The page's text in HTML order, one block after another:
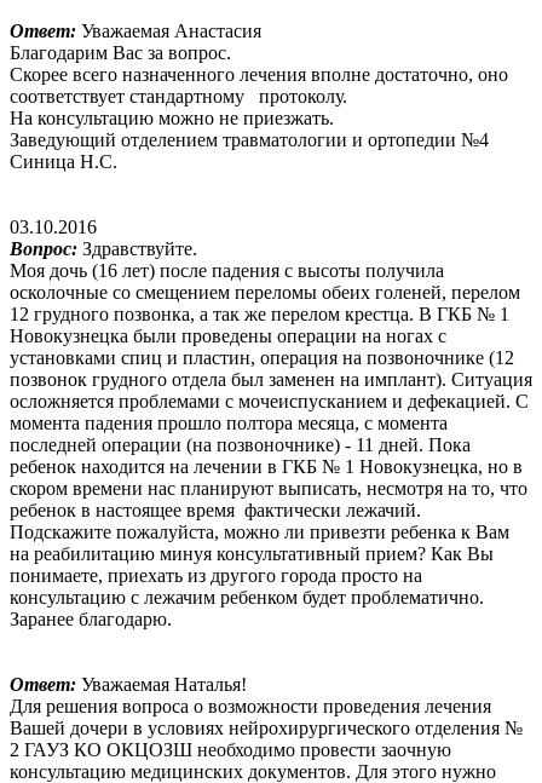
Ответ: Уважаемая Анастасия
Благодарим Вас за вопрос.
Скорее всего назначенного лечения вполне достаточно, оно
соответствует стандартному протоколу.
На консультацию можно не приезжать.
Заведующий отделением травматологии и ортопедии №4
Синица Н.С.
03.10.2016
Вопрос: Здравствуйте.
Моя дочь (16 лет) после падения с высоты получила
осколочные со смещением переломы обеих голеней, перелом
12 грудного позвонка, а так же перелом крестца. В ГКБ № 1
Новокузнецка были проведены операции на ногах с
установками спиц и пластин, операция на позвоночнике (12
позвонок грудного отдела был заменен на имплант). Ситуация
осложняется проблемами с мочеиспусканием и дефекацией. С
момента падения прошло полтора месяца, с момента
последней операции (на позвоночнике) - 11 дней. Пока
ребенок находится на лечении в ГКБ № 1 Новокузнецка, но в
скором времени нас планируют выписать, несмотря на то, что
ребенок в настоящее время фактически лежачий.
Подскажите пожалуйста, можно ли привезти ребенка к Вам
на реабилитацию минуя консультативный прием? Как Вы
понимаете, приехать из другого города просто на
консультацию с лежачим ребенком будет проблематично.
Заранее благодарю.
Ответ: Уважаемая Наталья!
Для решения вопроса о возможности проведения лечения
Вашей дочери в условиях нейрохирургического отделения №
2 ГАУЗ КО ОКЦОЗШ необходимо провести заочную
консультацию медицинских документов. Для этого нужно